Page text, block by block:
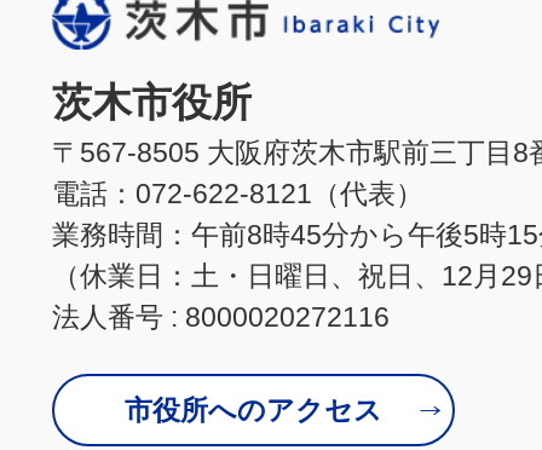
茨木市役所
〒567-8505 大阪府茨木市駅前三丁目8
電話：072-622-8121（代表）
業務時間：午前8時45分から午後5時
（休業日：土・日曜日、祝日、12月
法人番号 : 8000020272116
市役所へのアクセス